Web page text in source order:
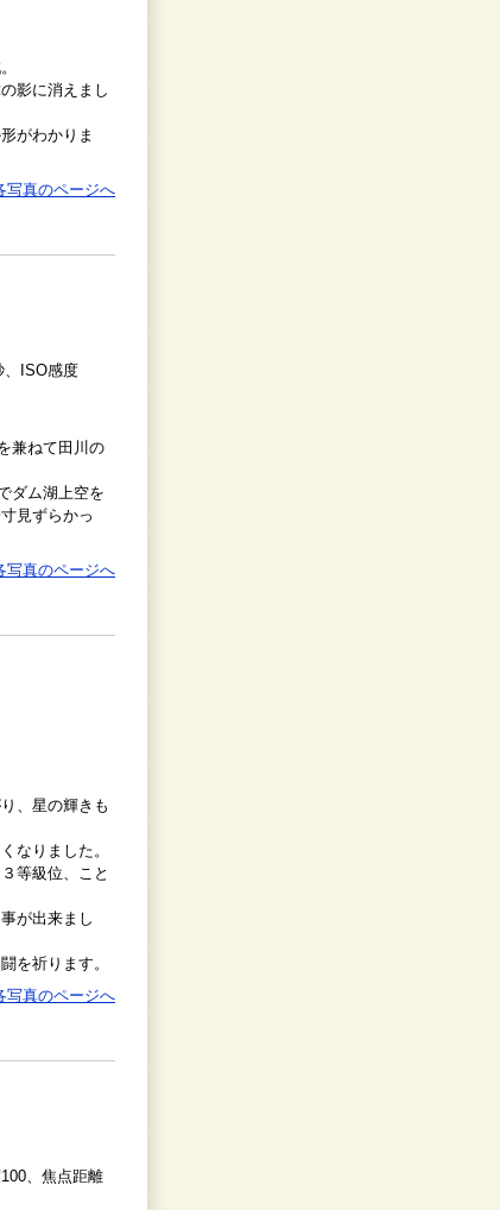
影に消えまし
がわかりま
真のページへ
、ISO感度
兼ねて田川の
ダム湖上空を
見ずらかっ
真のページへ
、星の輝きも
なりました。
等級位、こと
が出来まし
を祈ります。
真のページへ
、焦点距離